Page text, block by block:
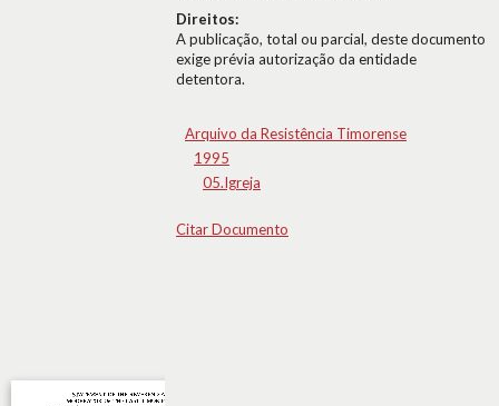
Direitos:
A publicação, total ou parcial, deste documento
exige prévia autorização da entidade
detentora.
Arquivo da Resistência Timorense
1995
05.Igreja
Citar Documento